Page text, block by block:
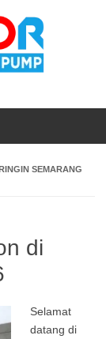
SEMARANG
di
Selamat
datang di